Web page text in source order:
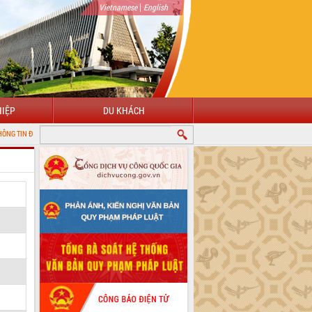
Vietnamese| English
DU KHÁCH
TỈNH ĐẮK LẮK